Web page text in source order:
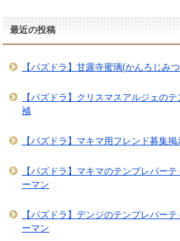
最近の投稿
【パズドラ】甘露寺蜜璃(かんろじみ
【パズドラ】クリスマスアルジェの
補
【パズドラ】マキマ用フレンド募集
【パズドラ】マキマのテンプレパー
ーマン
【パズドラ】デンジのテンプレパー
ーマン